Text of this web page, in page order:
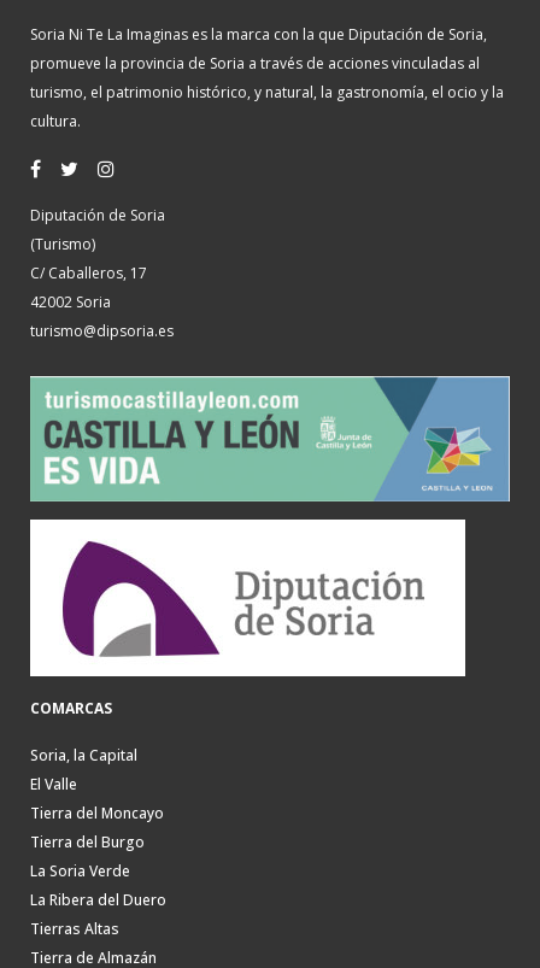
Soria Ni Te La Imaginas es la marca con la que Diputación de Soria,
promueve la provincia de Soria a través de acciones vinculadas al
turismo, el patrimonio histórico, y natural, la gastronomía, el ocio y la
cultura.
Diputación de Soria
(Turismo)
C/ Caballeros, 17
42002 Soria
turismo@dipsoria.es
COMARCAS
Soria, la Capital
El Valle
Tierra del Moncayo
Tierra del Burgo
La Soria Verde
La Ribera del Duero
Tierras Altas
Tierra de Almazán